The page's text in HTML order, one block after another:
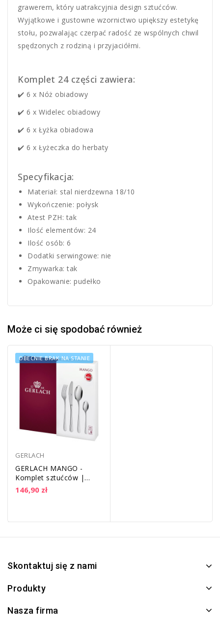
grawerem, który uatrakcyjnia design sztućców.
Wyjątkowe i gustowne wzornictwo upiększy estetykę
stołu, pozwalając czerpać radość ze wspólnych chwil
spędzonych z rodziną i przyjaciółmi.
Komplet 24 części zawiera:
✔️ 6 x Nóż obiadowy
✔️ 6 x Widelec obiadowy
✔️ 6 x Łyżka obiadowa
✔️ 6 x Łyżeczka do herbaty
Specyfikacja:
Materiał: stal nierdzewna 18/10
Wykończenie: połysk
Atest PZH: tak
Ilość elementów: 24
Ilość osób: 6
Dodatki serwingowe: nie
Zmywarka: tak
Opakowanie: pudełko
Może ci się spodobać również
OBECNIE BRAK NA STANIE
GERLACH
GERLACH MANGO -
Komplet sztućców |
połysk | 24 elementy |
dla 6 osób
146,90 zł
Skontaktuj się z nami
Produkty
Nasza firma